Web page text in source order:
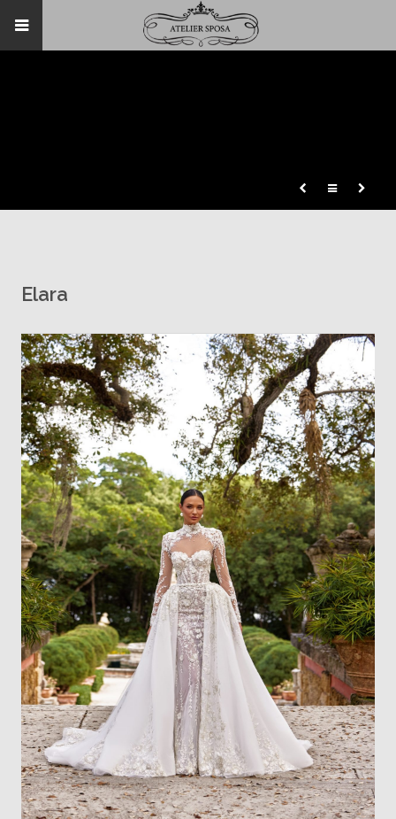
Elara